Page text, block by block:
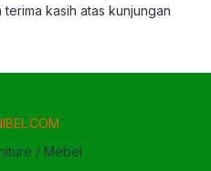
kasih atas kunjungan
/ Mebel